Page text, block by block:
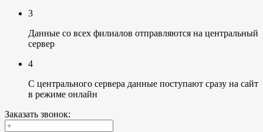
3
Данные со всех филиалов отправляются на центральный
сервер
4
С центрального сервера данные поступают сразу на сайт
в режиме онлайн
Заказать звонок: